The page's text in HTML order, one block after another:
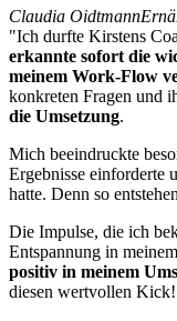
Claudia Oidtmann
"Ich durfte Kirstens
erkannte sofort die
meinem Work-Flow
konkreten Fragen und
die Umsetzung.
Mich beeindruckte
Ergebnisse einforderte
hatte. Denn so
Die Impulse, die ich
Entspannung in
positiv in meinem
diesen wertvollen